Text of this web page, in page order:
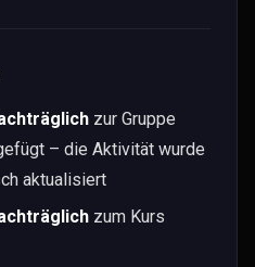
zur Gruppe
– die Aktivität wurde
aktualisiert
zum Kurs